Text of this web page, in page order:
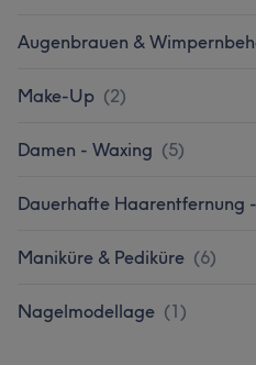
Augenbrauen &
Make-Up (2)
Damen - Waxing (5)
Dauerhafte Haarentfernung
Maniküre & Pediküre (6)
Nagelmodellage (1)